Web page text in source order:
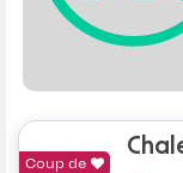
Coup de